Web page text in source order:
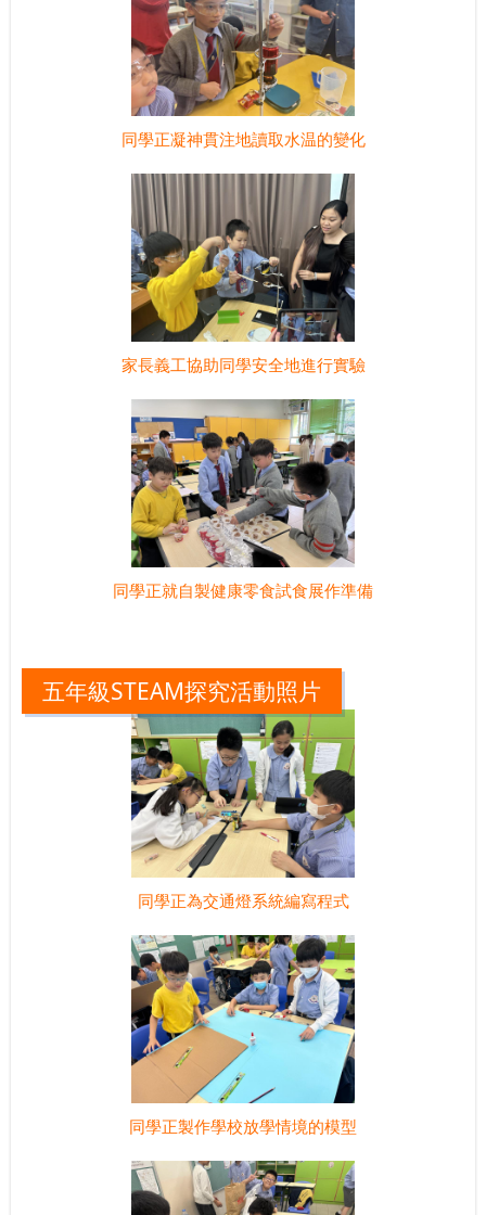
同學正凝神貫注地讀取水温的變化
家長義工協助同學安全地進行實驗
同學正就自製健康零食試食展作準備
五年級STEAM探究活動照片
同學正為交通燈系統編寫程式
同學正製作學校放學情境的模型